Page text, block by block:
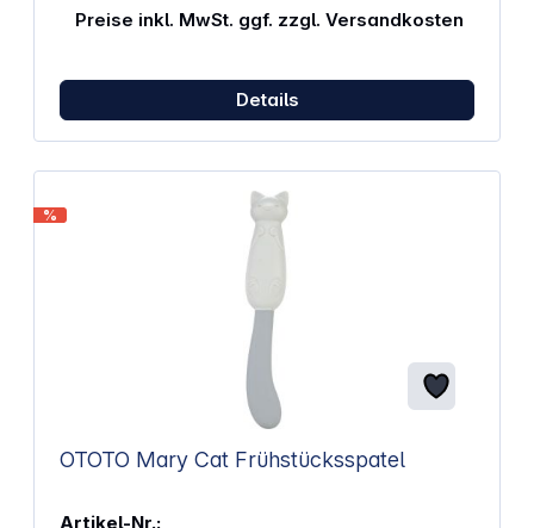
Preise inkl. MwSt. ggf. zzgl. Versandkosten
Details
%
OTOTO Mary Cat Frühstücksspatel
Artikel-Nr.: